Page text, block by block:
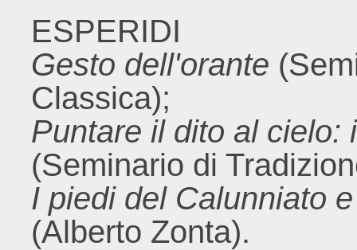
ESPERIDI
Gesto dell'orante
Classica);
Puntare il dito al cielo:
(Seminario di
I piedi del Calunniato
(Alberto Zonta).